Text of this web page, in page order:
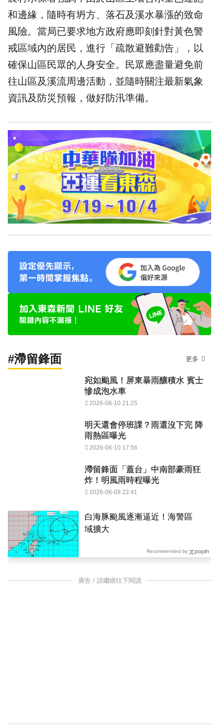
和邊緣，隨時有坍方、落石及溪水暴漲的致命
風險。當局已要求地方政府應即刻針對黃色警
戒區域內的居民，進行「疏散避難勸告」，以
確保山區民眾的人身安全。民眾應盡量避免前
往山區及溪流周邊活動，並隨時關注最新氣象
資訊及防災預報，做好防汛準備。
#滯留鋒面 更多
宛如颱風！屏東暴雨釀積水 賓士
慘成泡水車
2026-06-10 21:25
明天還會停班課？雨還沒下完 降
雨熱區曝光
2026-06-10 17:56
滯留鋒面「蓋台」中南部豪雨狂
炸！明風雨時程曝光
2026-06-09 22:41
白海豚颱風逐漸逼近！海警區
域擴大
Recommended by
廣告 / 請繼續往下閱讀